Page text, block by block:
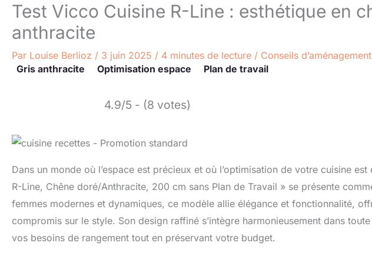
Test Vicco Cuisine R-Line : esthétique en
anthracite
Par Louise Berlioz / 3 juin 2025 / 4 minutes de lecture / Conseils
Gris anthracite
Optimisation espace Plan de travail
4.9/5 - (8 votes)
Dans un monde où l’espace est précieux et où l’optimisation de votre cuisine
R-Line, Chêne doré/Anthracite, 200 cm sans Plan de Travail » se présente
femmes modernes et dynamiques, ce modèle allie élégance et fonctionnalité,
compromis sur le style. Son design raffiné s’intègre harmonieusement dans
vos besoins de rangement tout en préservant votre budget.